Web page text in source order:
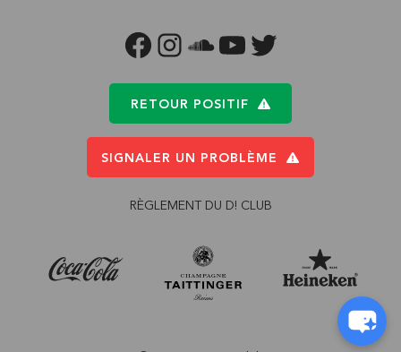
FACEBOOKINSTAGRAM
SOUNDCLOUD
YOUTUBETWITTER
RETOUR POSITIF
SIGNALER UN PROBLÈME
RÈGLEMENT DU D! CLUB